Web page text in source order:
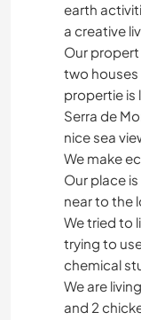
earth
a creative
Our
two houses
propertie is
Serra de
nice sea
We make
Our place
near to the
We tried to
trying to
chemical
We are
and 2